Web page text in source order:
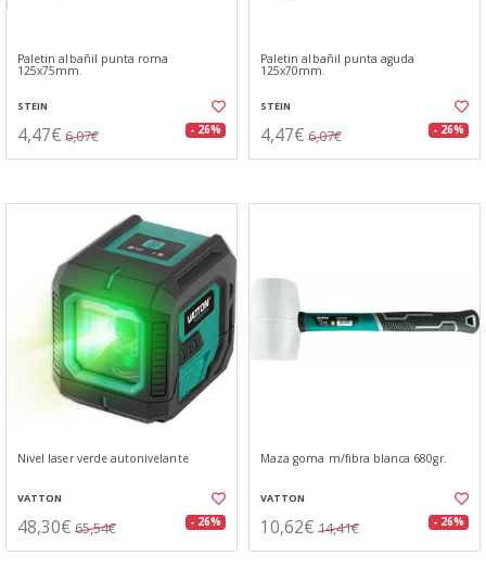
Paletin albañil punta roma
125x75mm.
STEIN
4,47€ 6,07€ - 26%
Paletin albañil punta aguda
125x70mm.
STEIN
4,47€ 6,07€ - 26%
Nivel laser verde autonivelante
VATTON
48,30€ 65,54€ - 26%
Maza goma m/fibra blanca 680gr.
VATTON
10,62€ 14,41€ - 26%